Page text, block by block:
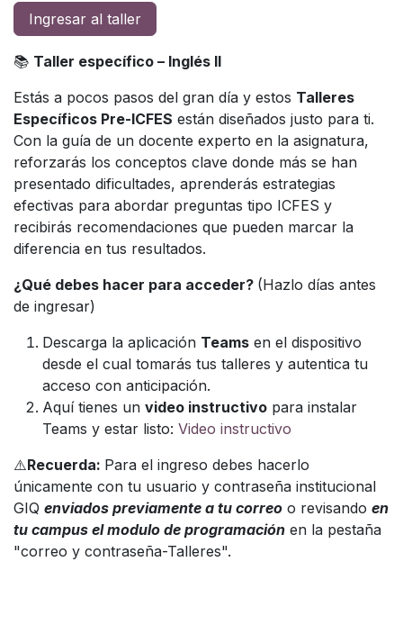
Ingresar al taller
📚 Taller específico – Inglés II
Estás a pocos pasos del gran día y estos Talleres
Específicos Pre-ICFES están diseñados justo para ti.
Con la guía de un docente experto en la asignatura,
reforzarás los conceptos clave donde más se han
presentado dificultades, aprenderás estrategias
efectivas para abordar preguntas tipo ICFES y
recibirás recomendaciones que pueden marcar la
diferencia en tus resultados.
¿Qué debes hacer para acceder? (Hazlo días antes
de ingresar)
Descarga la aplicación Teams en el dispositivo
desde el cual tomarás tus talleres y autentica tu
acceso con anticipación.
Aquí tienes un video instructivo para instalar
Teams y estar listo: Video instructivo
⚠️Recuerda: Para el ingreso debes hacerlo
únicamente con tu usuario y contraseña institucional
GIQ enviados previamente a tu correo o revisando en
tu campus el modulo de programación en la pestaña
"correo y contraseña-Talleres".